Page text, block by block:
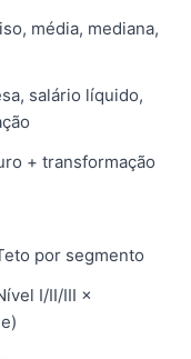
média, mediana,
salário líquido,
+ transformação
por segmento
I/II/III ×